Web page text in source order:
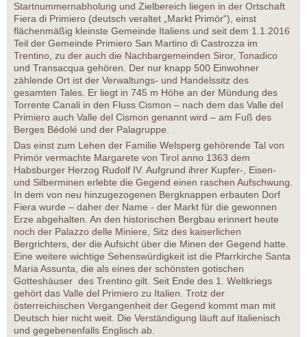
Startnummernabholung und Zielbereich liegen in der Ortschaft
Fiera di Primiero (deutsch veraltet „Markt Primör“), einst
flächenmäßig kleinste Gemeinde Italiens und seit dem 1.1.2016
Teil der Gemeinde Primiero San Martino di Castrozza im
Trentino, zu der auch die Nachbargemeinden Siror, Tonadico
und Transacqua gehören. Der nur knapp 500 Einwohner
zählende Ort ist der Verwaltungs- und Handelssitz des
gesamten Tales. Er liegt in 745 m Höhe an der Mündung des
Torrente Canali in den Fluss Cismon – nach dem das Valle del
Primiero auch Valle del Cismon genannt wird – am Fuß des
Berges Bédolé und der Palagruppe.
Das einst zum Lehen der Familie Welsperg gehörende Tal von
Primör vermachte Margarete von Tirol anno 1363 dem
Habsburger Herzog Rudolf IV. Aufgrund ihrer Kupfer-, Eisen-
und Silberminen erlebte die Gegend einen raschen Aufschwung.
In dem von neu hinzugezogenen Bergknappen erbauten Dorf
Fiera wurde – daher der Name - der Markt für die gewonnen
Erze abgehalten. An den historischen Bergbau erinnert heute
noch der Palazzo delle Miniere, Sitz des kaiserlichen
Bergrichters, der die Aufsicht über die Minen der Gegend hatte.
Eine weitere wichtige Sehenswürdigkeit ist die Pfarrkirche Santa
Maria Assunta, die als eines der schönsten gotischen
Gotteshäuser des Trentino gilt. Seit Ende des 1. Weltkriegs
gehört das Valle del Primiero zu Italien. Trotz der
österreichischen Vergangenheit der Gegend kommt man mit
Deutsch hier nicht weit. Die Verständigung läuft auf Italienisch
und gegebenenfalls Englisch ab.